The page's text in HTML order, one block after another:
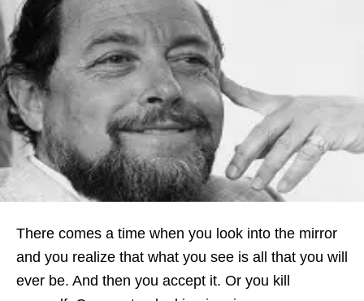
There comes a time when you look into the mirror
and you realize that what you see is all that you will
ever be. And then you accept it. Or you kill